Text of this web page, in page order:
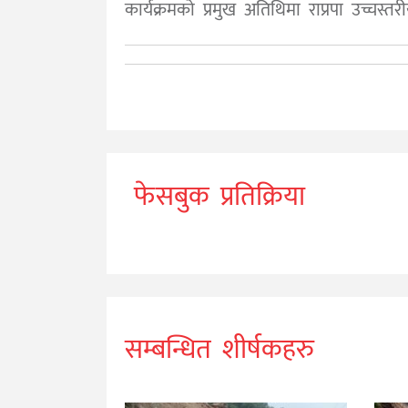
कार्यक्रमको प्रमुख अतिथिमा राप्रपा
फेसबुक प्रतिक्रिया
सम्बन्धित शीर्षकहरु